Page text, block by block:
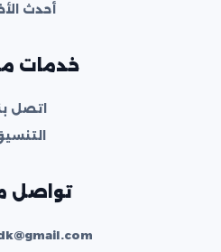
أحدث
خدمات
اتصل
تواصل